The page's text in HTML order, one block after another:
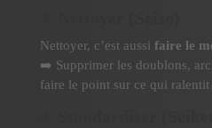
Nettoyer, c’est aussi faire le
➡️ Supprimer les doublons,
faire le point sur ce qui ralentit